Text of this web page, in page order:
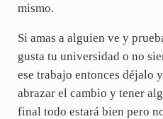
mismo.
Si amas a alguien ve y
gusta tu universidad o no
ese trabajo entonces déjalo
abrazar el cambio y tener
final todo estará bien pero